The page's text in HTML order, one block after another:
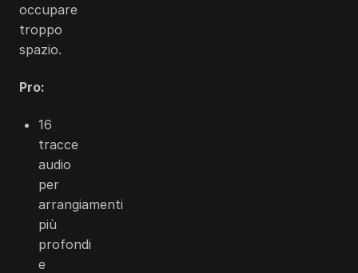
occupare
troppo
spazio.
Pro:
16
tracce
audio
per
arrangiamenti
più
profondi
e